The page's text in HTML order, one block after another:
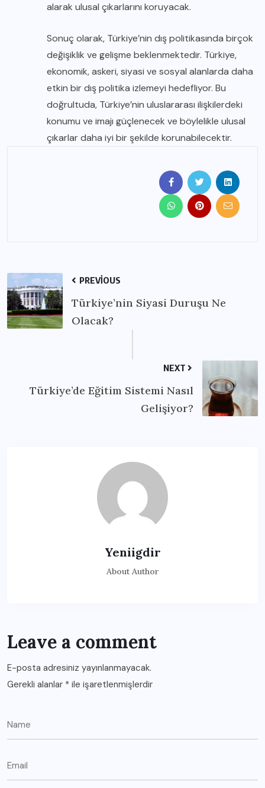
alarak ulusal çıkarlarını koruyacak.
Sonuç olarak, Türkiye’nin dış politikasında birçok
değişiklik ve gelişme beklenmektedir. Türkiye,
ekonomik, askeri, siyasi ve sosyal alanlarda daha
etkin bir dış politika izlemeyi hedefliyor. Bu
doğrultuda, Türkiye’nin uluslararası ilişkilerdeki
konumu ve imajı güçlenecek ve böylelikle ulusal
çıkarlar daha iyi bir şekilde korunabilecektir.
PREVIOUS
Türkiye’nin Siyasi Duruşu Ne
Olacak?
NEXT
Türkiye’de Eğitim Sistemi Nasıl
Gelişiyor?
Yeniigdir
About Author
Leave a comment
E-posta adresiniz yayınlanmayacak.
Gerekli alanlar * ile işaretlenmişlerdir